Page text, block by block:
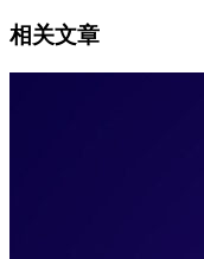
相关文章